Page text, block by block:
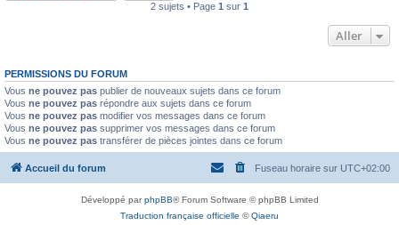
2 sujets • Page 1 sur 1
Aller
PERMISSIONS DU FORUM
Vous ne pouvez pas publier de nouveaux sujets dans ce forum
Vous ne pouvez pas répondre aux sujets dans ce forum
Vous ne pouvez pas modifier vos messages dans ce forum
Vous ne pouvez pas supprimer vos messages dans ce forum
Vous ne pouvez pas transférer de pièces jointes dans ce forum
Accueil du forum Fuseau horaire sur UTC+02:00
Développé parphpBB® Forum Software © phpBB Limited
Traduction française officielle ©Qiaeru